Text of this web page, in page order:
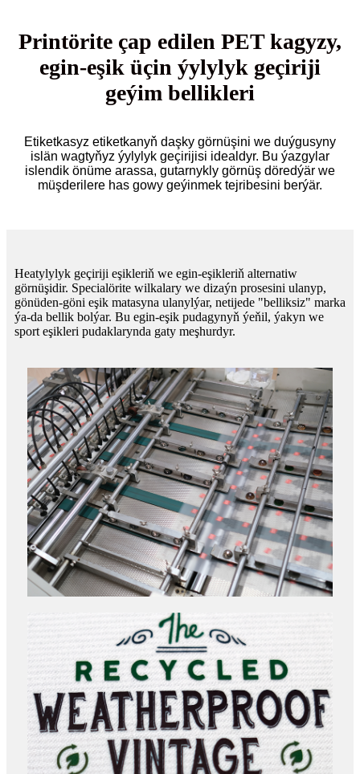
Printörite çap edilen PET kagyzy,
egin-eşik üçin ýylylyk geçiriji
geýim bellikleri
Etiketkasyz etiketkanyň daşky görnüşini we duýgusyny
islän wagtyňyz ýylylyk geçirijisi idealdyr. Bu ýazgylar
islendik önüme arassa, gutarnykly görnüş döredýär we
müşderilere has gowy geýinmek tejribesini berýär.
Heatylylyk geçiriji eşikleriň we egin-eşikleriň alternatiw
görnüşidir. Specialörite wilkalary we dizaýn prosesini ulanyp,
gönüden-göni eşik matasyna ulanylýar, netijede "belliksiz" marka
ýa-da bellik bolýar. Bu egin-eşik pudagynyň ýeňil, ýakyn we
sport eşikleri pudaklarynda gaty meşhurdyr.